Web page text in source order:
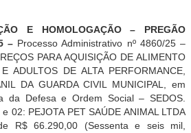
E HOMOLOGAÇÃO – PREGÃO
–Processo Administrativo nº 4860/25 –
PARA AQUISIÇÃO DE ALIMENTO
ADULTOS DE ALTA PERFORMANCE,
DA GUARDA CIVIL MUNICIPAL, em
da Defesa e Ordem Social – SEDOS.
02: PEJOTA PET SAÚDE ANIMAL LTDA
R$ 66.290,00 (Sessenta e seis mil,